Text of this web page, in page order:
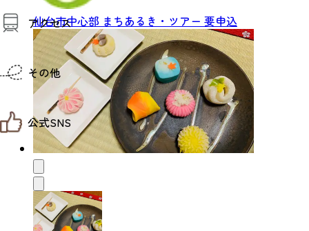
観光案内
お役立ち情報
観光アプリ
仙台観光マップ
アクセス
仙台までの経路検索
市内の交通情報
お得なチケット
その他
お知らせ
お問い合わせ
教育旅行
観光マップ
せんだい旅日和とは
サイト利用規約
プライバシーポリシー
サイトマップ
仙臺写真館フォトギャラリー
公式SNS
せんだい旅日和 X
せんだい旅日和 Instagram
せんだい旅日和 Facebook
仙台旅先体験コレクション Facebook
仙台旅先体験コレクション Instagaram
仙台市中心部 まちあるき・ツアー 要申込